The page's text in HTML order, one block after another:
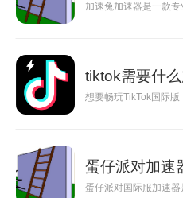
加速兔加速器是一款
tiktok需要什
想要畅玩TikTok国际
蛋仔派对加速
蛋仔派对国际服加速